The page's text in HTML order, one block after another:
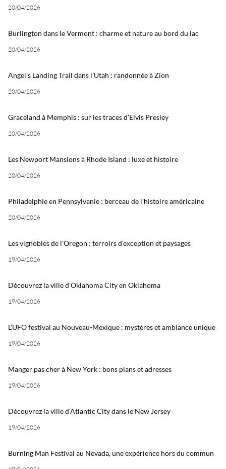
20/04/2026
Burlington dans le Vermont : charme et nature au bord du lac
20/04/2026
Angel’s Landing Trail dans l’Utah : randonnée à Zion
20/04/2026
Graceland à Memphis : sur les traces d’Elvis Presley
20/04/2026
Les Newport Mansions à Rhode Island : luxe et histoire
20/04/2026
Philadelphie en Pennsylvanie : berceau de l’histoire américaine
20/04/2026
Les vignobles de l’Oregon : terroirs d’exception et paysages
19/04/2026
Découvrez la ville d’Oklahoma City en Oklahoma
19/04/2026
L’UFO festival au Nouveau-Mexique : mystères et ambiance unique
19/04/2026
Manger pas cher à New York : bons plans et adresses
19/04/2026
Découvrez la ville d’Atlantic City dans le New Jersey
19/04/2026
Burning Man Festival au Nevada, une expérience hors du commun